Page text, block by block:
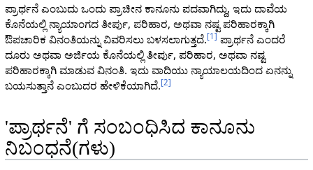
ಪ್ರಾರ್ಥನೆ ಎಂಬುದು ಒಂದು ಪ್ರಾಚೀನ ಕಾನೂನು ಪದವಾಗಿದ್ದು, ಇದು ದಾವೆಯ
ಕೊನೆಯಲ್ಲಿ ನ್ಯಾಯಾಂಗದ ತೀರ್ಪು, ಪರಿಹಾರ, ಅಥವಾ ನಷ್ಟ ಪರಿಹಾರಕ್ಕಾಗಿ
ಔಪಚಾರಿಕ ವಿನಂತಿಯನ್ನು ವಿವರಿಸಲು ಬಳಸಲಾಗುತ್ತದೆ.[1 ] ಪ್ರಾರ್ಥನೆ ಎಂದರೆ
ದೂರು ಅಥವಾ ಅರ್ಜಿಯ ಕೊನೆಯಲ್ಲಿ ತೀರ್ಪು, ಪರಿಹಾರ, ಅಥವಾ ನಷ್ಟ
ಪರಿಹಾರಕ್ಕಾಗಿ ಮಾಡುವ ವಿನಂತಿ. ಇದು ವಾದಿಯು ನ್ಯಾಯಾಲಯದಿಂದ ಏನನ್ನು
ಬಯಸುತ್ತಾನೆ ಎಂಬುದರ ಹೇಳಿಕೆಯಾಗಿದೆ.[2]
'ಪ್ರಾರ್ಥನೆ' ಗೆ ಸಂಬಂಧಿಸಿದ ಕಾನೂನು
ನಿಬಂಧನೆ(ಗಳು)